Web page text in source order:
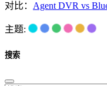
对比： Agent DVR vs
主题:
搜索